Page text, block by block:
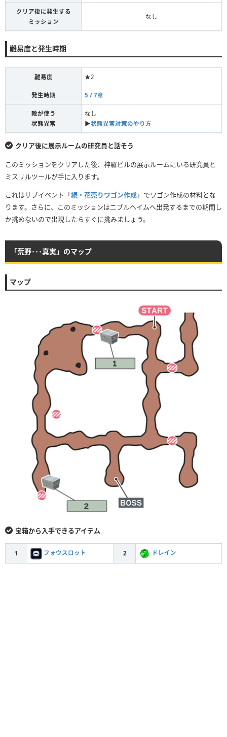
クリア後に発生する
ミッション
なし
難易度と発生時期
難易度 ★2
発生時期 5 / 7章
敵が使う
状態異常
なし
▶︎状態異常対策のやり方
クリア後に展示ルームの研究員と話そう
このミッションをクリアした後、神羅ビルの展示ルームにいる研究員と
ミスリルツールが手に入ります。
これはサブイベント「続・花売りワゴン作成」でワゴン作成の材料とな
ります。さらに、このミッションはニブルヘイムへ出発するまでの期間し
か挑めないので出現したらすぐに挑みましょう。
「荒野･･･真実」のマップ
マップ
宝箱から入手できるアイテム
1 フォウスロット 2 ドレイン